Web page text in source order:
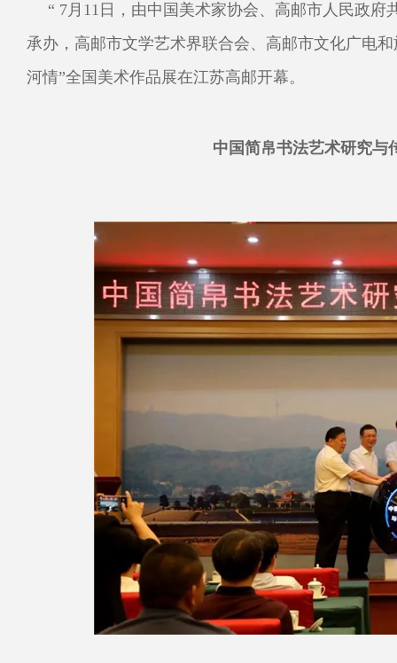
“ 7月11日，由中国美术家协会、高邮市人民政
承办，高邮市文学艺术界联合会、高邮市文化广电
河情”全国美术作品展在江苏高邮开幕。
中国简帛书法艺术研究与